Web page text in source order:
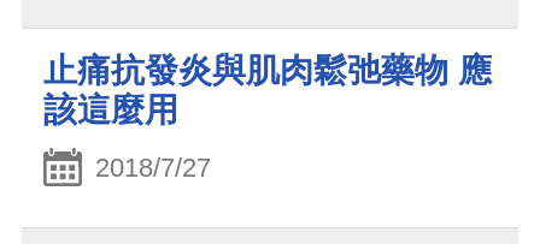
止痛抗發炎與肌肉鬆弛藥物 應
該這麼用
2018/7/27